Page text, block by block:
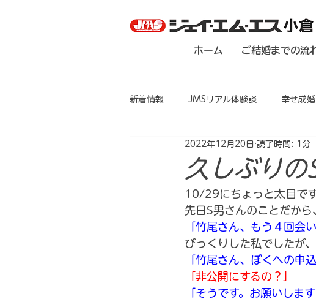
ホーム ご結婚までの流
新着情報 JMSリアル体験談 幸せ成
久しぶりの
2022年12月20日 読了時間: 1分
10/29にちょっと太目で
先日S男さんのことだか
「竹尾さん、もう４回会
びっくりした私でしたが
「竹尾さん、ぼくへの申
「非公開にするの？」
「そうです。お願いします